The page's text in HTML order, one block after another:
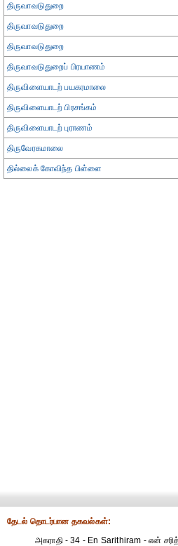
திருவாவடுதுறை
திருவாவடுதுறை
திருவாவடுதுறை
திருவாவடுதுறைப் பிரயாணம்
திருவிளையாடற் பயகரமாலை
திருவிளையாடற் பிரசங்கம்
திருவிளையாடற் புராணம்
திருவேரகமாலை
தில்லைக் கோவிந்த பிள்ளை
தேட‌ல் தொட‌ர்பான தகவ‌ல்க‌ள்:
அகராதி - 34 - En Sarithiram - என்